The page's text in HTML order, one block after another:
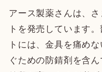
アース製薬さんは、
トを発売しています
トには、金具を痛め
ぐための防錆剤を含